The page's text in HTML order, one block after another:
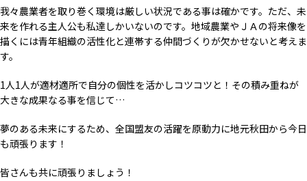
我々農業者を取り巻く環境は厳しい状況である事は確かです。ただ、未
来を作れる主人公も私達しかいないのです。地域農業やＪＡの将来像を
描くには青年組織の活性化と連帯する仲間づくりが欠かせないと考えま
す。
1人1人が適材適所で自分の個性を活かしコツコツと！その積み重ねが
大きな成果なる事を信じて…
夢のある未来にするため、全国盟友の活躍を原動力に地元秋田から今日
も頑張ります！
皆さんも共に頑張りましょう！